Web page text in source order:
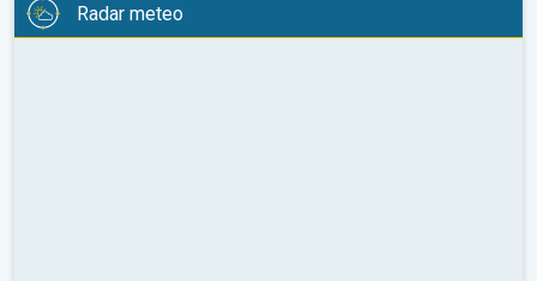
Radar meteo